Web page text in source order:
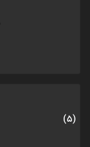
(5)